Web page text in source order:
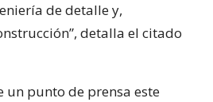
de detalle y,
detalla el citado
un punto de prensa este